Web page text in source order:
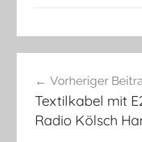
Vorheriger
Textilkabel mit
Radio Kölsch